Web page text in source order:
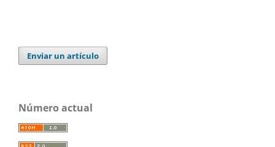
Enviar un artículo
Número actual